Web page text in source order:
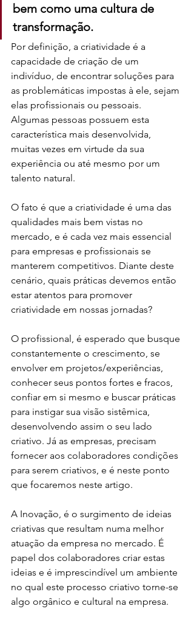
bem como uma cultura de
transformação.
Por definição, a criatividade é a
capacidade de criação de um
indivíduo, de encontrar soluções para
as problemáticas impostas à ele, sejam
elas profissionais ou pessoais.
Algumas pessoas possuem esta
característica mais desenvolvida,
muitas vezes em virtude da sua
experiência ou até mesmo por um
talento natural.
O fato é que a criatividade é uma das
qualidades mais bem vistas no
mercado, e é cada vez mais essencial
para empresas e profissionais se
manterem competitivos. Diante deste
cenário, quais práticas devemos então
estar atentos para promover
criatividade em nossas jornadas?
O profissional, é esperado que busque
constantemente o crescimento, se
envolver em projetos/experiências,
conhecer seus pontos fortes e fracos,
confiar em si mesmo e buscar práticas
para instigar sua visão sistêmica,
desenvolvendo assim o seu lado
criativo. Já as empresas, precisam
fornecer aos colaboradores condições
para serem criativos, e é neste ponto
que focaremos neste artigo.
A Inovação, é o surgimento de ideias
criativas que resultam numa melhor
atuação da empresa no mercado. É
papel dos colaboradores criar estas
ideias e é imprescindível um ambiente
no qual este processo criativo torne-se
algo orgânico e cultural na empresa.